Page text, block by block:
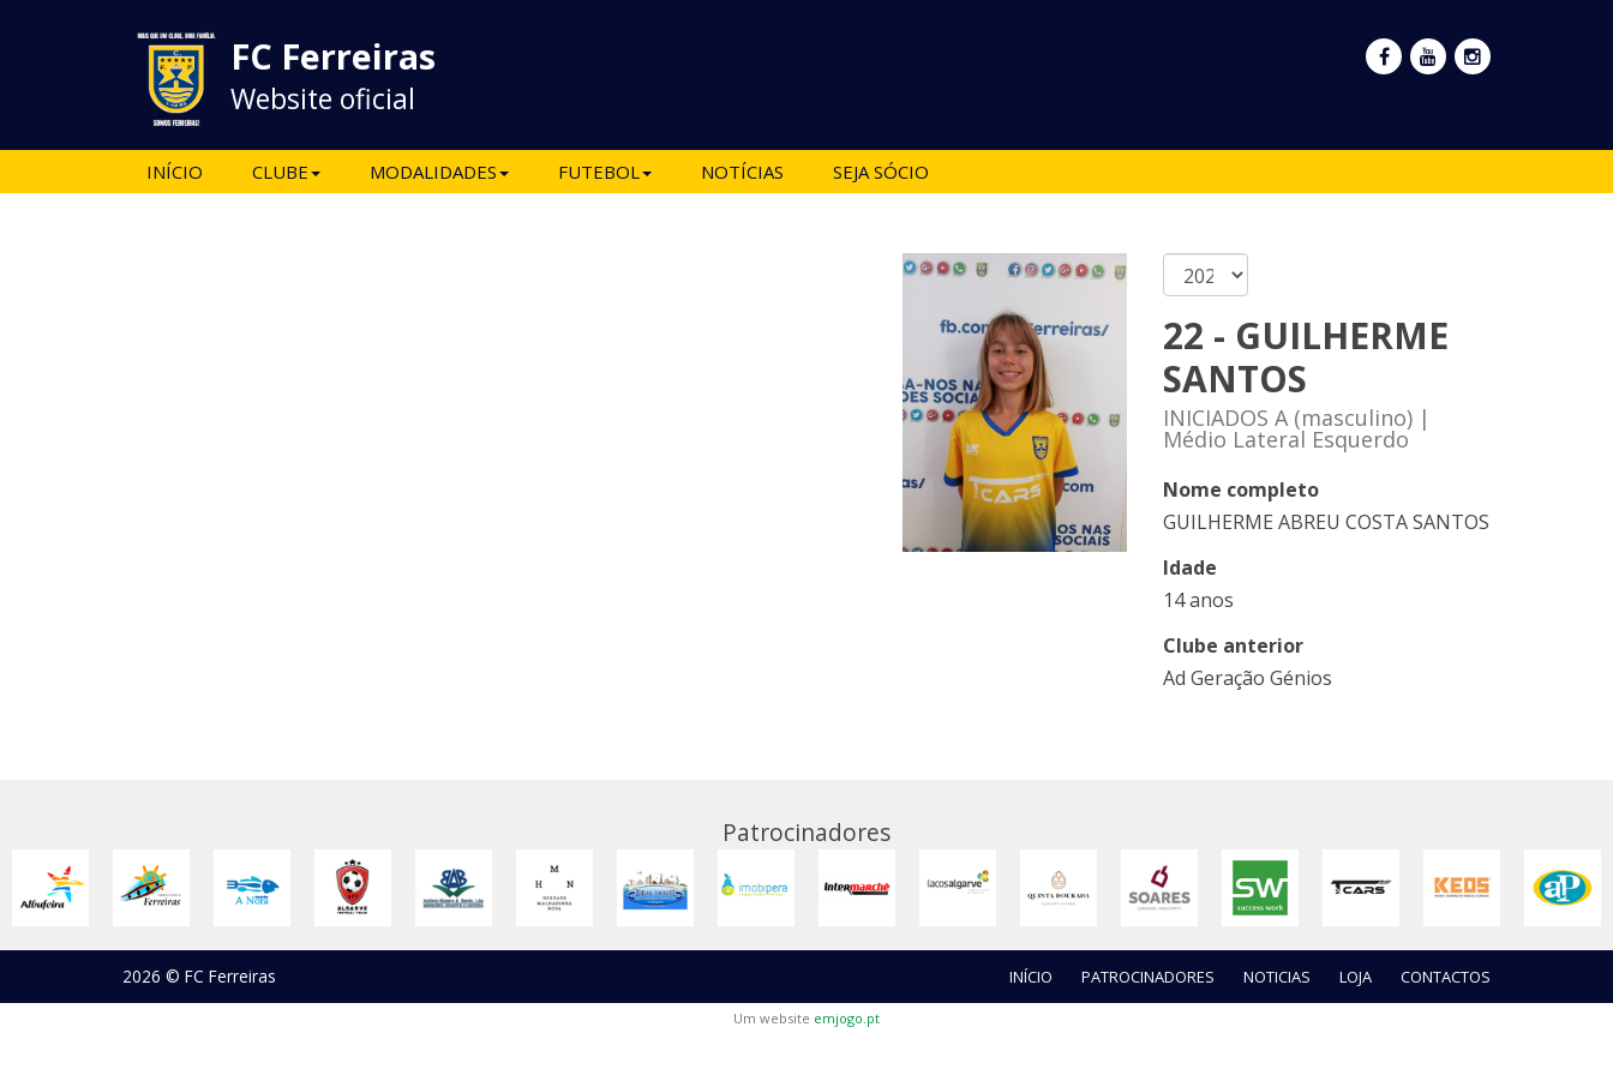
FC Ferreiras
Website oficial
INÍCIO CLUBE MODALIDADES FUTEBOL NOTÍCIAS SEJA SÓCIO
22 - GUILHERME
SANTOS
INICIADOS A (masculino) |
Médio Lateral Esquerdo
Nome completo
GUILHERME ABREU COSTA SANTOS
Idade
14 anos
Clube anterior
Ad Geração Génios
Patrocinadores
2026 © FC Ferreiras INÍCIO PATROCINADORES NOTICIAS LOJA CONTACTOS
Um website emjogo.pt